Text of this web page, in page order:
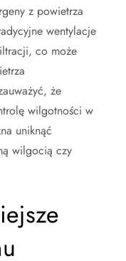
z powietrza
wentylacje
co może
że
wilgotności w
uniknąć
wilgocią czy